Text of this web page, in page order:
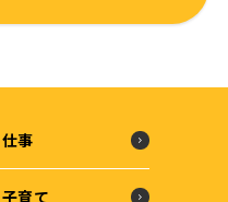
仕事
子育て